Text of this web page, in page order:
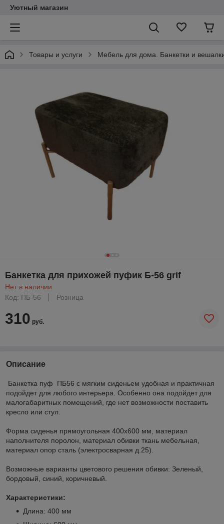
Уютный магазин
Товары и услуги Мебель для дома. Банкетки и
Банкетка для прихожей пуфик Б-56 grif
Нет в наличии
Код: ПБ-56
Розница
310 руб.
Описание
Банкетка пуф ПБ56 с мягким сиденьем удобная и практичная
подойдет для любого интерьера. Особенно она подойдет для
малогабаритных помещений, где нет возможности поставить
кресло или стул.
Форма сиденья прямоугольная 400х600 мм, материал
наполнителя поролон, материал обивки ткань мебельная,
материал опор сталь (электросварная д.25).
Возможные варианты цветового решения обивки: Зеленый,
бордовый, синий, коричневый.
Характеристики:
Длина: 400 мм